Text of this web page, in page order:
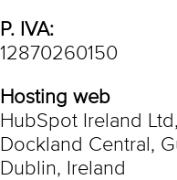
P. IVA:
12870260150
Hosting web
HubSpot Ireland
Dockland Central,
Dublin, Ireland